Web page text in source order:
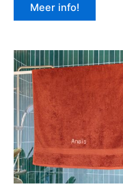
Meer info!